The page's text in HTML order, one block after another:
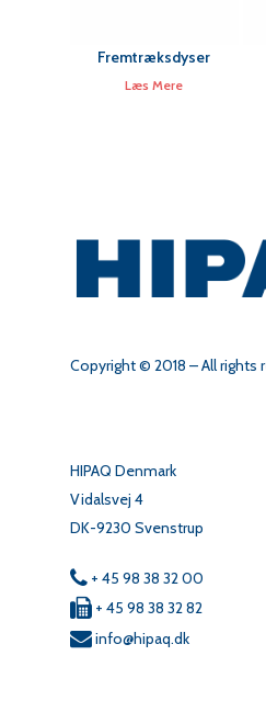
Fremtræksdyser
Læs Mere
Copyright © 2018 – All rights
HIPAQ Denmark
Vidalsvej 4
DK-9230 Svenstrup
+ 45 98 38 32 00
+ 45 98 38 32 82
info@hipaq.dk